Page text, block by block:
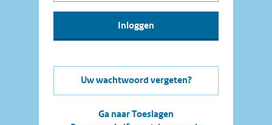
Uw wachtwoord vergeten?
Ga naar Toeslagen